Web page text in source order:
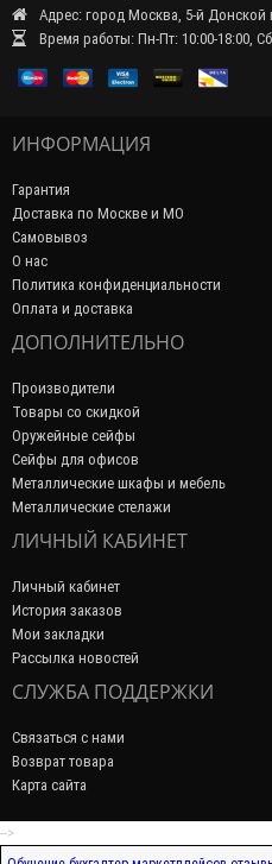
Адрес: город Москва, 5-й Донской
Время работы: Пн-Пт: 10:00-18:00,
ИНФОРМАЦИЯ
Гарантия
Доставка по Москве и МО
Самовывоз
О нас
Политика конфиденциальности
Оплата и доставка
ДОПОЛНИТЕЛЬНО
Производители
Товары со скидкой
Оружейные сейфы
Сейфы для офисов
Металлические шкафы и мебель
Металлические стелажи
ЛИЧНЫЙ КАБИНЕТ
Личный кабинет
История заказов
Мои закладки
Рассылка новостей
СЛУЖБА ПОДДЕРЖКИ
Связаться с нами
Возврат товара
Карта сайта
-->